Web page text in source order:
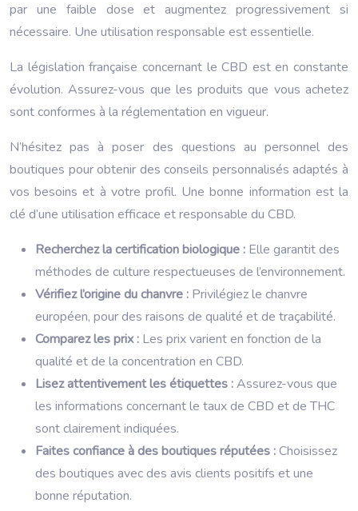
par une faible dose et augmentez progressivement si
nécessaire. Une utilisation responsable est essentielle.
La législation française concernant le CBD est en constante
évolution. Assurez-vous que les produits que vous achetez
sont conformes à la réglementation en vigueur.
N’hésitez pas à poser des questions au personnel des
boutiques pour obtenir des conseils personnalisés adaptés à
vos besoins et à votre profil. Une bonne information est la
clé d’une utilisation efficace et responsable du CBD.
Recherchez la certification biologique : Elle garantit des
méthodes de culture respectueuses de l’environnement.
Vérifiez l’origine du chanvre : Privilégiez le chanvre
européen, pour des raisons de qualité et de traçabilité.
Comparez les prix : Les prix varient en fonction de la
qualité et de la concentration en CBD.
Lisez attentivement les étiquettes :Assurez-vous que
les informations concernant le taux de CBD et de THC
sont clairement indiquées.
Faites confiance à des boutiques réputées :Choisissez
des boutiques avec des avis clients positifs et une
bonne réputation.